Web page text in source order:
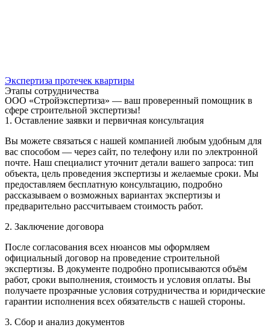
Экспертиза протечек квартиры
Этапы сотрудничества
ООО «Стройэкспертиза» — ваш проверенный помощник в
сфере строительной экспертизы!
1. Оставление заявки и первичная консультация
Вы можете связаться с нашей компанией любым удобным для
вас способом — через сайт, по телефону или по электронной
почте. Наш специалист уточнит детали вашего запроса: тип
объекта, цель проведения экспертизы и желаемые сроки. Мы
предоставляем бесплатную консультацию, подробно
рассказываем о возможных вариантах экспертизы и
предварительно рассчитываем стоимость работ.
2. Заключение договора
После согласования всех нюансов мы оформляем
официальный договор на проведение строительной
экспертизы. В документе подробно прописываются объём
работ, сроки выполнения, стоимость и условия оплаты. Вы
получаете прозрачные условия сотрудничества и юридические
гарантии исполнения всех обязательств с нашей стороны.
3. Сбор и анализ документов